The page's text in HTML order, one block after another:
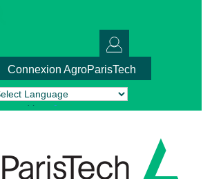
Connexion AgroParisTech
by Translate